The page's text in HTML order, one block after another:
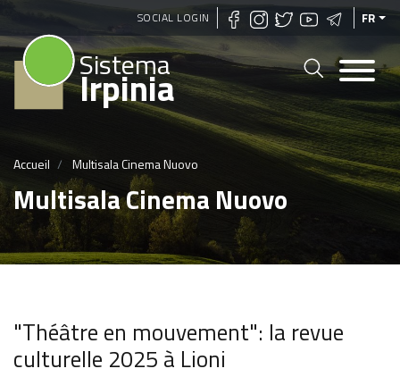
Aller
au
contenu
principal
SOCIAL LOGIN FR
Sistema
Irpinia
Accueil Multisala Cinema Nuovo
Multisala Cinema Nuovo
"Théâtre en mouvement": la revue
culturelle 2025 à Lioni